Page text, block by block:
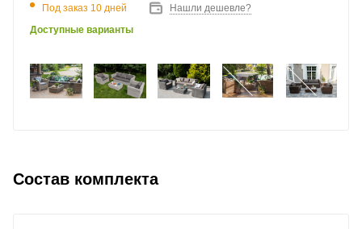
Под заказ 10 дней
Нашли дешевле?
Доступные варианты
Состав комплекта